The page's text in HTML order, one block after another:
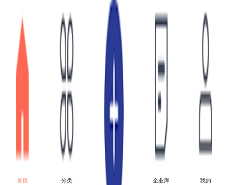
YXJ－127矿用隔爆兼本
安型语音信号播放器
点击进入
ZGT-013站岗亭 ZGT-013
站岗亭厂家 设备定做
面议 点击进入
首页 分类 企业库 我的